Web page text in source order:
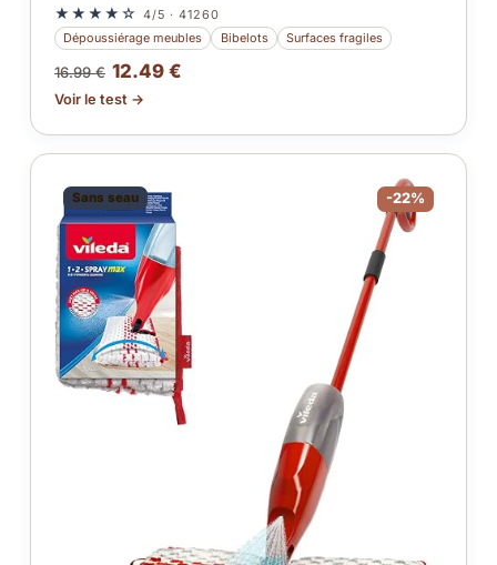
★★★★☆ 4/5 · 41260
Dépoussiérage meubles
Bibelots Surfaces fragiles
16.99 € 12.49 €
Voir le test →
Sans seau -22%